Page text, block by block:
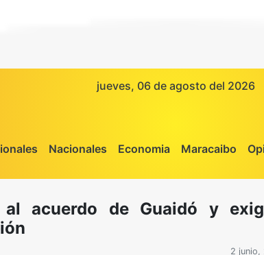
jueves, 06 de agosto del 2026
Nacionales Economia Maracaibo
acuerdo de Guaidó y
2 junio,